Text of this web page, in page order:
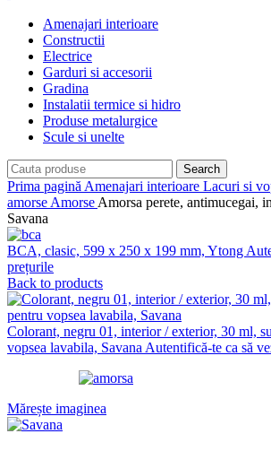
Amenajari interioare
Constructii
Electrice
Garduri si accesorii
Gradina
Instalatii termice si hidro
Produse metalurgice
Scule si unelte
Search
Prima pagină Amenajari interioare Lacuri si
amorse Amorse Amorsa perete, antimucegai,
Savana
BCA, clasic, 599 x 250 x 199 mm, Ytong
prețurile
Back to products
Colorant, negru 01, interior / exterior, 30 ml,
vopsea lavabila, Savana Autentifică-te ca să
Mărește imaginea